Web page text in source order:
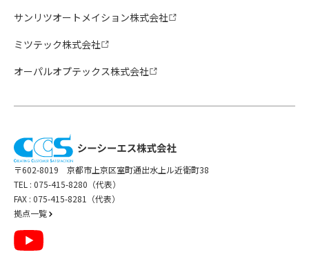
サンリツオートメイション株式会社
ミツテック株式会社
オーパルオプテックス株式会社
〒602-8019 京都市上京区室町通出水上ル近衛町38
TEL : 075-415-8280（代表）
FAX : 075-415-8281（代表）
拠点一覧